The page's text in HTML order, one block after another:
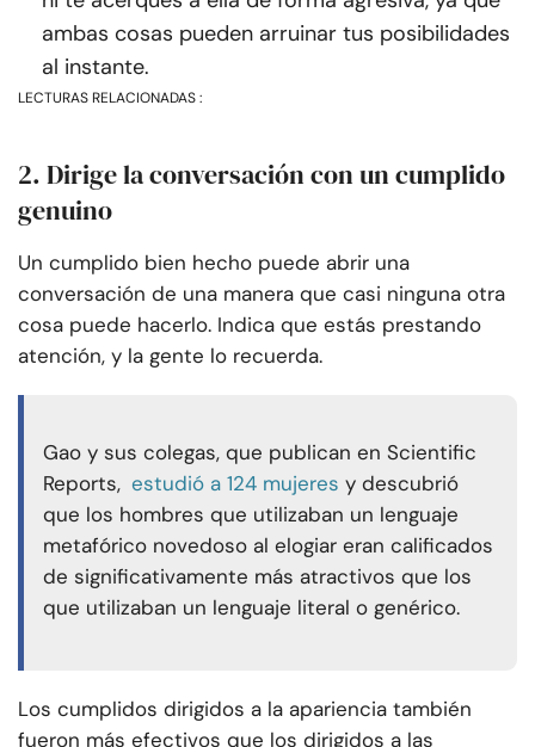
ambas cosas pueden arruinar tus posibilidades
al instante.
LECTURAS RELACIONADAS :
2. Dirige la conversación con un cumplido
genuino
Un cumplido bien hecho puede abrir una
conversación de una manera que casi ninguna otra
cosa puede hacerlo. Indica que estás prestando
atención, y la gente lo recuerda.
Gao y sus colegas, que publican en Scientific
Reports, estudió a 124 mujeres y descubrió
que los hombres que utilizaban un lenguaje
metafórico novedoso al elogiar eran calificados
de significativamente más atractivos que los
que utilizaban un lenguaje literal o genérico.
Los cumplidos dirigidos a la apariencia también
fueron más efectivos que los dirigidos a las